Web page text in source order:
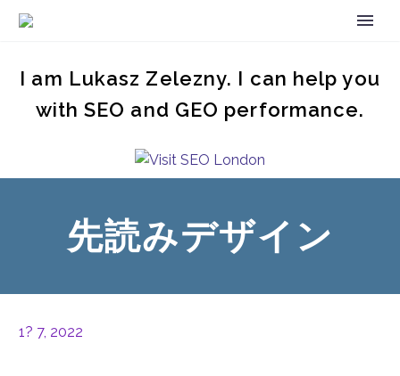
I am Lukasz Zelezny. I can help you
with SEO and GEO performance.
先読みデザイン
1? 7, 2022